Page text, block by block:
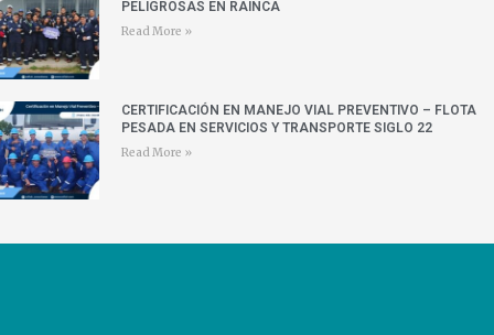
PELIGROSAS EN RAINCA
Read More »
CERTIFICACIÓN EN MANEJO VIAL PREVENTIVO – FLOTA
PESADA EN SERVICIOS Y TRANSPORTE SIGLO 22
Read More »